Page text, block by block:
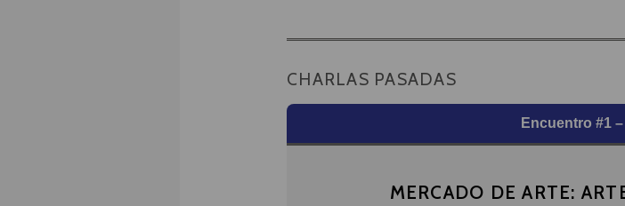
CHARLAS PASADAS
Encuentro #1
MERCADO DE ARTE: